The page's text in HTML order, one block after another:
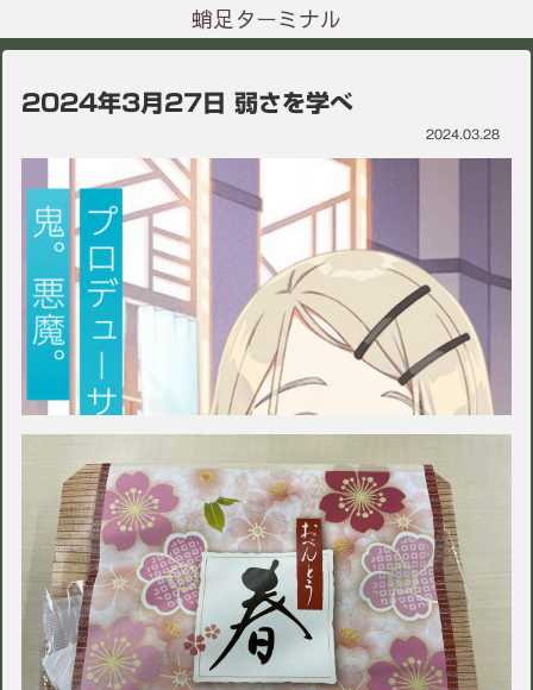
蛸足ターミナル
2024年3月27日 弱さを学べ
2024.03.28